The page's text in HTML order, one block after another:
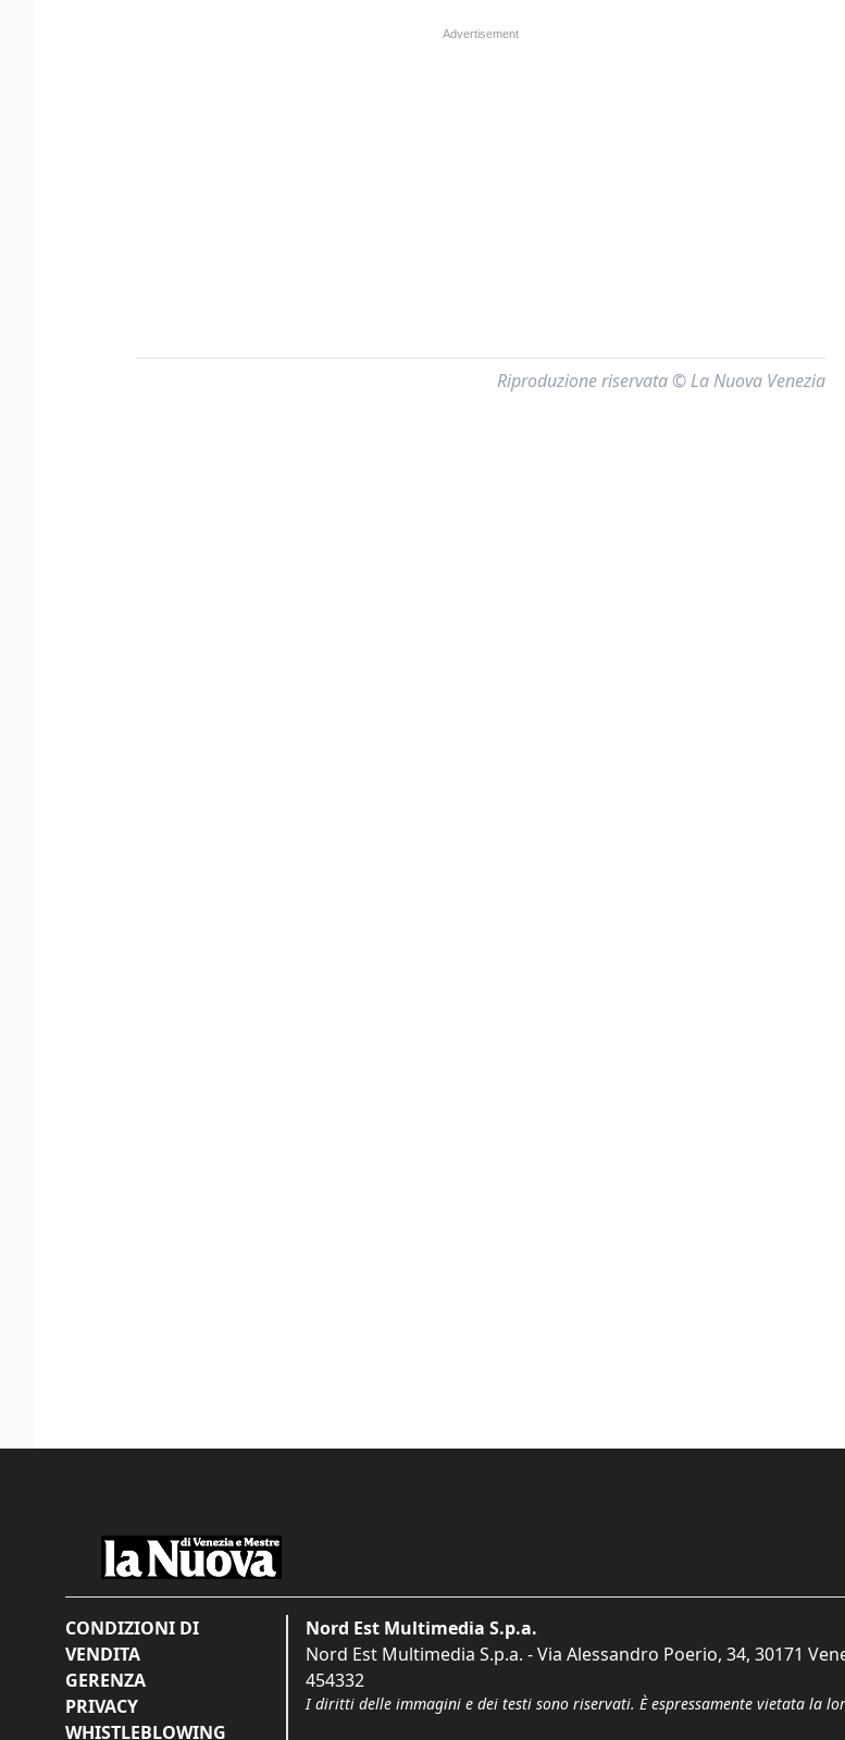
Riproduzione riservata © La Nuova Venezia
CONDIZIONI DI
VENDITA
GERENZA
PRIVACY
WHISTLEBLOWING
Nord Est Multimedia S.p.a.
Nord Est Multimedia S.p.a. - Via Alessandro Poerio, 34, 30171
454332
I diritti delle immagini e dei testi sono riservati. È espressamente vietata la